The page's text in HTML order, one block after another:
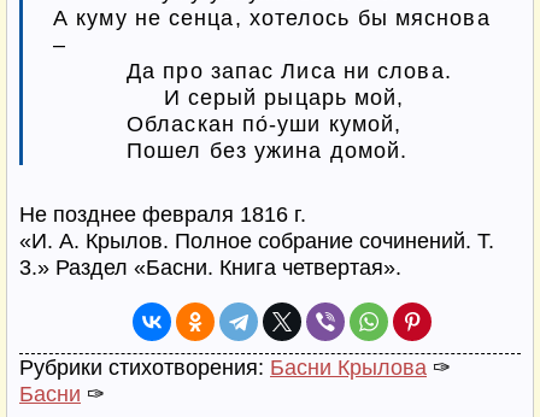
А куму не сенца, хотелось бы мяснова
–
          Пошел без ужина домой.
Не позднее февраля 1816 г.
«И. А. Крылов. Полное собрание сочинений. Т.
3.» Раздел «Басни. Книга четвертая».
Рубрики стихотворения: Басни Крылова ✑
Басни ✑